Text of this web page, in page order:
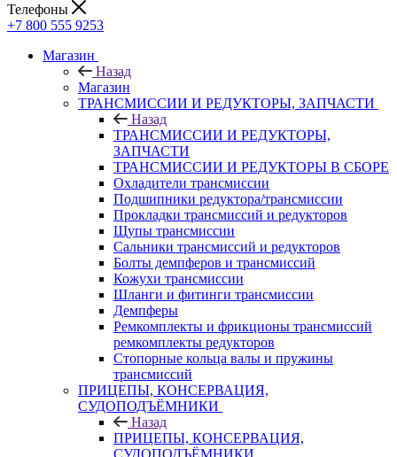
Телефоны
+7 800 555 9253
Магазин
Назад
Магазин
ТРАНСМИССИИ И РЕДУКТОРЫ, ЗАПЧАСТИ
Назад
ТРАНСМИССИИ И РЕДУКТОРЫ,
ЗАПЧАСТИ
ТРАНСМИССИИ И РЕДУКТОРЫ В СБОРЕ
Охладители трансмиссии
Подшипники редуктора/трансмиссии
Прокладки трансмиссий и редукторов
Щупы трансмиссии
Сальники трансмиссий и редукторов
Болты демпферов и трансмиссий
Кожухи трансмиссии
Шланги и фитинги трансмиссии
Демпферы
Ремкомплекты и фрикционы трансмиссий
ремкомплекты редукторов
Стопорные кольца валы и пружины
трансмиссий
ПРИЦЕПЫ, КОНСЕРВАЦИЯ,
СУДОПОДЪЁМНИКИ
Назад
ПРИЦЕПЫ, КОНСЕРВАЦИЯ,
СУДОПОДЪЁМНИКИ